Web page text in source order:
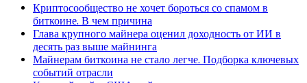
Криптосообщество не хочет бороться со спамом в
биткоине. В чем причина
Глава крупного майнера оценил доходность от ИИ в
десять раз выше майнинга
Майнерам биткоина не стало легче. Подборка ключевых
событий отрасли